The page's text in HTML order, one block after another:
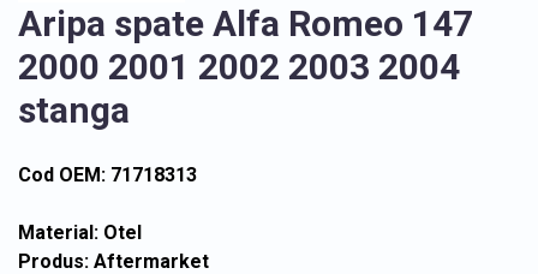
Aripa spate Alfa Romeo 147
2000 2001 2002 2003 2004
stanga
Cod OEM: 71718313
Material: Otel
Produs: Aftermarket